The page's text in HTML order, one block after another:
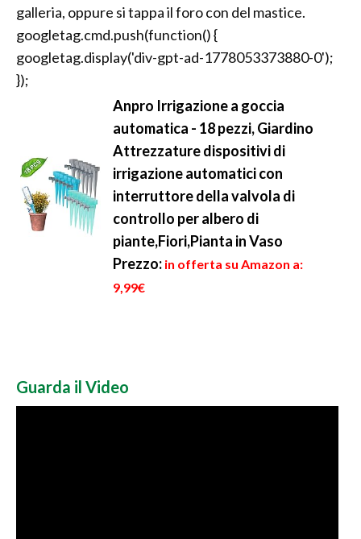
galleria, oppure si tappa il foro con del mastice.
googletag.cmd.push(function() {
googletag.display('div-gpt-ad-1778053373880-0');
});
Anpro Irrigazione a goccia
automatica - 18 pezzi, Giardino
Attrezzature dispositivi di
irrigazione automatici con
interruttore della valvola di
controllo per albero di
piante,Fiori,Pianta in Vaso
Prezzo: in offerta su Amazon a:
9,99€
Guarda il Video